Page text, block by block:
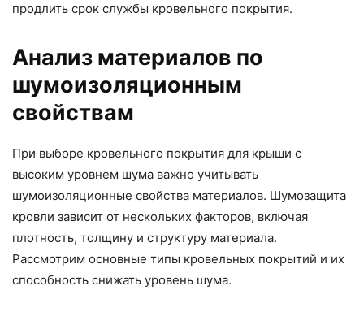
продлить срок службы кровельного покрытия.
Анализ материалов по
шумоизоляционным
свойствам
При выборе кровельного покрытия для крыши с
высоким уровнем шума важно учитывать
шумоизоляционные свойства материалов. Шумозащита
кровли зависит от нескольких факторов, включая
плотность, толщину и структуру материала.
Рассмотрим основные типы кровельных покрытий и их
способность снижать уровень шума.